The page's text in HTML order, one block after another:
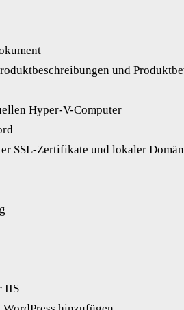
und
Hyper-V-Computer
SSL-Zertifikate und lokaler
IIS